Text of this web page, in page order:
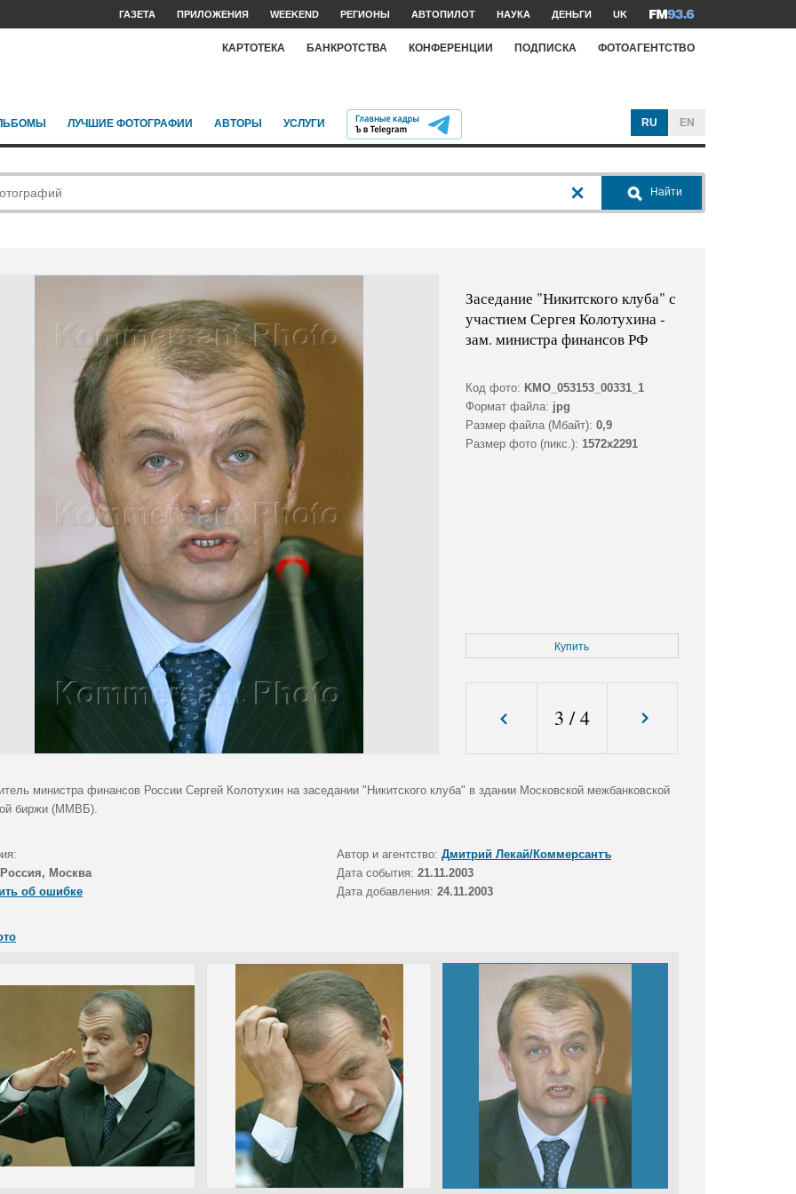
ГАЗЕТА ПРИЛОЖЕНИЯ WEEKEND РЕГИОНЫ АВТОПИЛОТ НАУКА ДЕНЬГИ UK
КАРТОТЕКА БАНКРОТСТВА КОНФЕРЕНЦИИ ПОДПИСКА ФОТОАГЕНТСТВО
ЛУЧШИЕ ФОТОГРАФИИ АВТОРЫ УСЛУГИ RU EN
Найти
Заседание "Никитского клуба" с
участием Сергея Колотухина -
зам. министра финансов РФ
Код фото: KMO_053153_00331_1
Формат файла: jpg
Размер файла (Мбайт): 0,9
Размер фото (пикс.): 1572x2291
Купить
3 /4
министра финансов России Сергей Колотухин на заседании "Никитского клуба" в здании Московской межбанковской
биржи (ММВБ).
Автор и агентство: Дмитрий Лекай/Коммерсантъ
Россия, Москва Дата события: 21.11.2003
об ошибке
Дата добавления: 24.11.2003